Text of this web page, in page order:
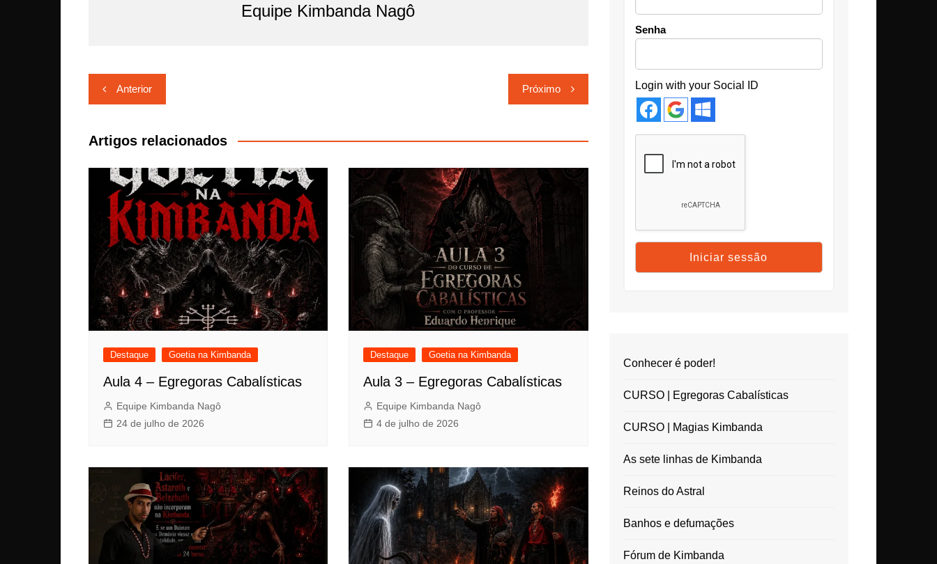
Equipe Kimbanda Nagô
Navegação
de
Post
Anterior Próximo
Artigos relacionados
Destaque Goetia na Kimbanda
Aula 4 – Egregoras Cabalísticas
Equipe Kimbanda Nagô
24 de julho de 2026
Destaque Goetia na Kimbanda
Aula 3 – Egregoras Cabalísticas
Equipe Kimbanda Nagô
4 de julho de 2026
Senha
Login with your Social ID
Conhecer é poder!
CURSO | Egregoras Cabalísticas
CURSO | Magias Kimbanda
As sete linhas de Kimbanda
Reinos do Astral
Banhos e defumações
Fórum de Kimbanda